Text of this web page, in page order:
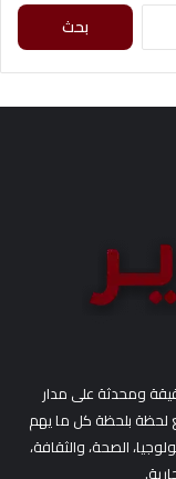
البحث
عن:
ومحدثة على مدار
لحظة بلحظة كل ما يهم
الصحة، والثقافة،